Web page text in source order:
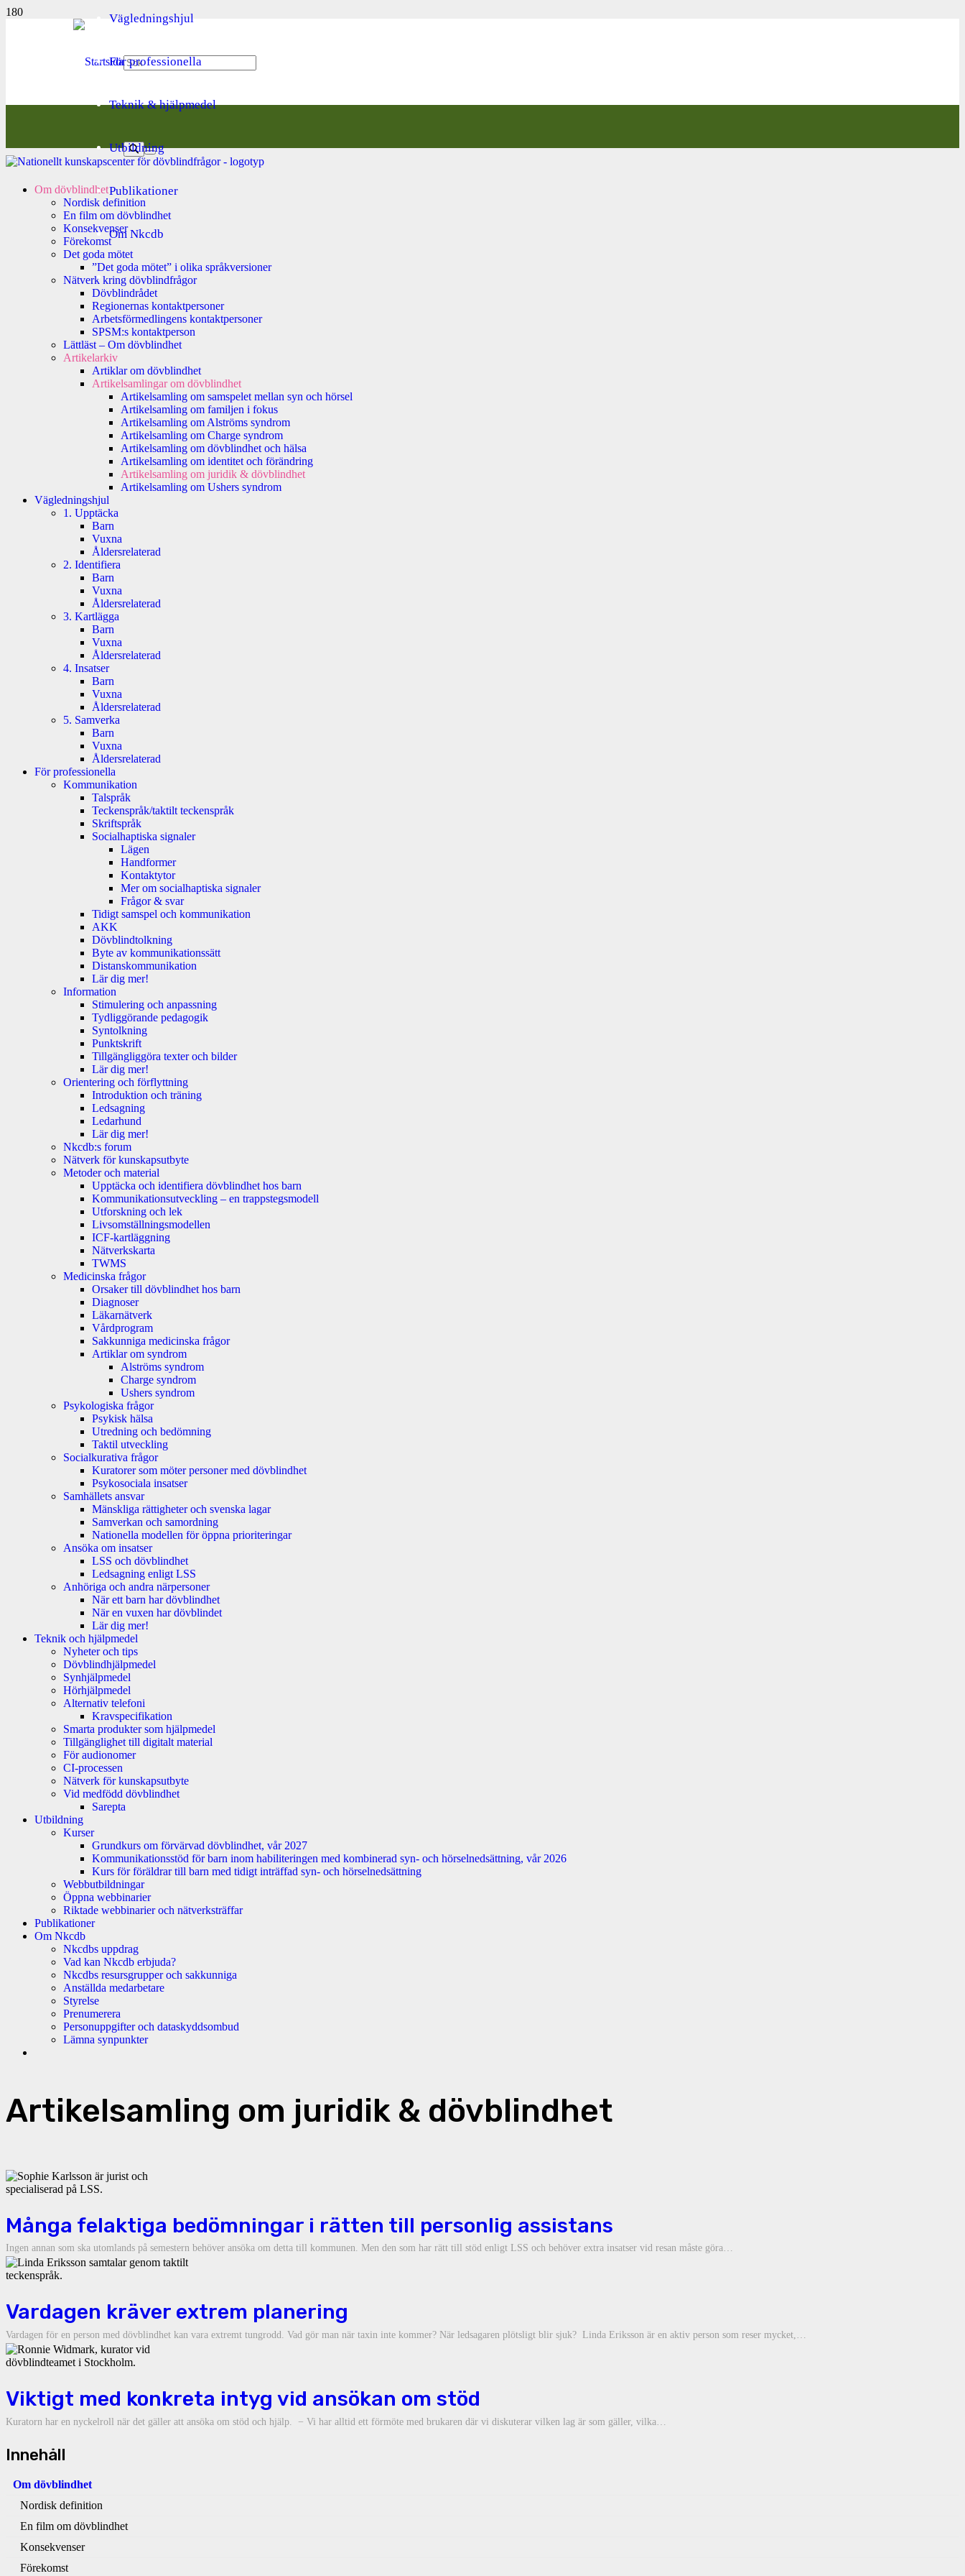
Vägledningshjul
För professionella
Teknik & hjälpmedel
Utbildning
Publikationer
Om Nkcdb
Om dövblindhet
Nordisk definition
En film om dövblindhet
Konsekvenser
Förekomst
Det goda mötet
”Det goda mötet” i olika språkversioner
Nätverk kring dövblindfrågor
Dövblindrådet
Regionernas kontaktpersoner
Arbetsförmedlingens kontaktpersoner
SPSM:s kontaktperson
Lättläst – Om dövblindhet
Artikelarkiv
Artiklar om dövblindhet
Artikelsamlingar om dövblindhet
Artikelsamling om samspelet mellan syn och hörsel
Artikelsamling om familjen i fokus
Artikelsamling om Alströms syndrom
Artikelsamling om Charge syndrom
Artikelsamling om dövblindhet och hälsa
Artikelsamling om identitet och förändring
Artikelsamling om juridik & dövblindhet
Artikelsamling om Ushers syndrom
Vägledningshjul
1. Upptäcka
Barn
Vuxna
Åldersrelaterad
2. Identifiera
Barn
Vuxna
Åldersrelaterad
3. Kartlägga
Barn
Vuxna
Åldersrelaterad
4. Insatser
Barn
Vuxna
Åldersrelaterad
5. Samverka
Barn
Vuxna
Åldersrelaterad
För professionella
Kommunikation
Talspråk
Teckenspråk/taktilt teckenspråk
Skriftspråk
Socialhaptiska signaler
Lägen
Handformer
Kontaktytor
Mer om socialhaptiska signaler
Frågor & svar
Tidigt samspel och kommunikation
AKK
Dövblindtolkning
Byte av kommunikationssätt
Distanskommunikation
Lär dig mer!
Information
Stimulering och anpassning
Tydliggörande pedagogik
Syntolkning
Punktskrift
Tillgängliggöra texter och bilder
Lär dig mer!
Orientering och förflyttning
Introduktion och träning
Ledsagning
Ledarhund
Lär dig mer!
Nkcdb:s forum
Nätverk för kunskapsutbyte
Metoder och material
Upptäcka och identifiera dövblindhet hos barn
Kommunikationsutveckling – en trappstegsmodell
Utforskning och lek
Livsomställningsmodellen
ICF-kartläggning
Nätverkskarta
TWMS
Medicinska frågor
Orsaker till dövblindhet hos barn
Diagnoser
Läkarnätverk
Vårdprogram
Sakkunniga medicinska frågor
Artiklar om syndrom
Alströms syndrom
Charge syndrom
Ushers syndrom
Psykologiska frågor
Psykisk hälsa
Utredning och bedömning
Taktil utveckling
Socialkurativa frågor
Kuratorer som möter personer med dövblindhet
Psykosociala insatser
Samhällets ansvar
Mänskliga rättigheter och svenska lagar
Samverkan och samordning
Nationella modellen för öppna prioriteringar
Ansöka om insatser
LSS och dövblindhet
Ledsagning enligt LSS
Anhöriga och andra närpersoner
När ett barn har dövblindhet
När en vuxen har dövblindet
Lär dig mer!
Teknik och hjälpmedel
Nyheter och tips
Dövblindhjälpmedel
Synhjälpmedel
Hörhjälpmedel
Alternativ telefoni
Kravspecifikation
Smarta produkter som hjälpmedel
Tillgänglighet till digitalt material
För audionomer
CI-processen
Nätverk för kunskapsutbyte
Vid medfödd dövblindhet
Sarepta
Utbildning
Kurser
Grundkurs om förvärvad dövblindhet, vår 2027
Kommunikationsstöd för barn inom habiliteringen med kombinerad syn- och hörselnedsättning, vår 2026
Kurs för föräldrar till barn med tidigt inträffad syn- och hörselnedsättning
Webbutbildningar
Öppna webbinarier
Riktade webbinarier och nätverksträffar
Publikationer
Om Nkcdb
Nkcdbs uppdrag
Vad kan Nkcdb erbjuda?
Nkcdbs resursgrupper och sakkunniga
Anställda medarbetare
Styrelse
Prenumerera
Personuppgifter och dataskyddsombud
Lämna synpunkter
Artikelsamling om juridik & dövblindhet
Många felaktiga bedömningar i rätten till personlig assistans
Ingen annan som ska utomlands på semestern behöver ansöka om detta till kommunen. Men den som har rätt till stöd enligt LSS och behöver extra insatser vid resan måste göra…
Vardagen kräver extrem planering
Vardagen för en person med dövblindhet kan vara extremt tungrodd. Vad gör man när taxin inte kommer? När ledsagaren plötsligt blir sjuk? Linda Eriksson är en aktiv person som reser mycket,…
Viktigt med konkreta intyg vid ansökan om stöd
Kuratorn har en nyckelroll när det gäller att ansöka om stöd och hjälp. − Vi har alltid ett förmöte med brukaren där vi diskuterar vilken lag är som gäller, vilka…
Innehåll
Om dövblindhet
Nordisk definition
En film om dövblindhet
Konsekvenser
Förekomst